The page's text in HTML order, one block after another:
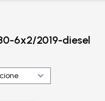
6x2/2019-diesel